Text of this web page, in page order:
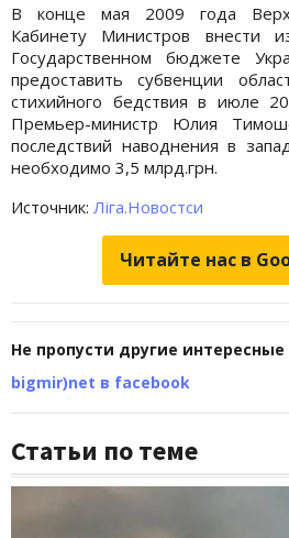
В конце мая 2009 года
Кабинету Министров внести
Государственном бюджете
предоставить субвенции
стихийного бедствия в июле
Премьер-министр Юлия
последствий наводнения в
необходимо 3,5 млрд.грн.
Источник: Ліга.Новостси
Читайте нас в
Не пропусти другие
bigmir)net в facebook
Статьи по теме